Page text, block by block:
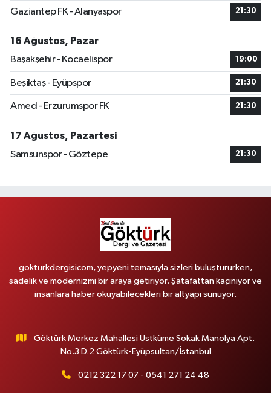
Gaziantep FK - Alanyaspor 21:30
16 Ağustos, Pazar
Başakşehir - Kocaelispor
19:00
Beşiktaş - Eyüpspor 21:30
Amed - Erzurumspor FK 21:30
17 Ağustos, Pazartesi
Samsunspor - Göztepe
21:30
gokturkdergisicom, yepyeni temasıyla sizleri buluştururken,
sadelik ve modernizmi bir araya getiriyor. Şatafattan kaçınıyor ve
insanlara haber okuyabilecekleri bir altyapı sunuyor.
Göktürk Merkez Mahallesi Üstküme Sokak Manolya Apt.
No.3 D.2 Göktürk-Eyüpsultan/İstanbul
0212 322 17 07 - 0541 271 24 48